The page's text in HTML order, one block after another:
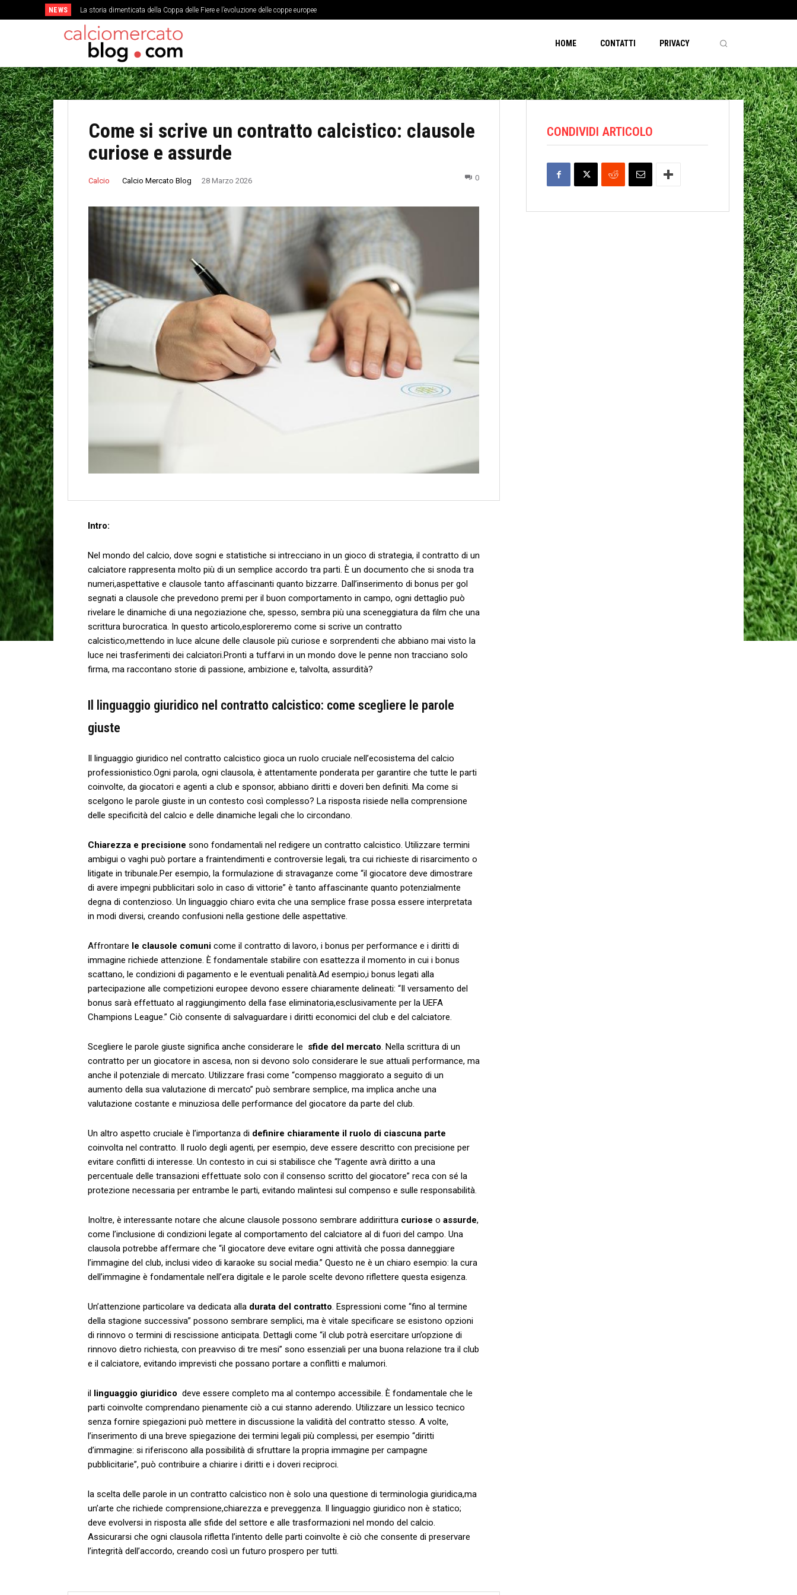
NEWS La storia dimenticata della Coppa delle Fiere e l’evoluzione delle coppe europee
L’analisi economica del costo di un singolo punto nei top campionati europei
HOME CONTATTI PRIVACY
Come si scrive un contratto calcistico: clausole
curiose e assurde
Calcio Calcio Mercato Blog 28 Marzo 2026 0
Intro:
Nel⁤ mondo​ del calcio, dove sogni e statistiche si intrecciano in ⁢un gioco‌ di strategia, il contratto di​ un
⁣calciatore rappresenta molto ‌più di un semplice accordo tra parti.​ È un documento che ⁤si snoda tra
numeri,aspettative e clausole ‌tanto affascinanti quanto bizzarre. Dall’inserimento‌ di bonus per ​gol
segnati a clausole‌ che prevedono premi​ per​ il buon comportamento⁢ in‌ campo, ‌ogni dettaglio può
rivelare​ le ⁤dinamiche di una negoziazione che, spesso,​ sembra più una sceneggiatura da film che una
‍scrittura⁢ burocratica. In questo ‌articolo,esploreremo come si ​scrive un contratto
calcistico,mettendo in luce alcune delle⁣ clausole più curiose e sorprendenti che‍ abbiano mai visto la
luce nei trasferimenti ‍dei calciatori.Pronti a tuffarvi in un⁢ mondo​ dove le penne ‍non ⁣tracciano solo
firma, ma ⁤raccontano storie di ⁢passione, ambizione e, talvolta, assurdità?
Il linguaggio giuridico nel ​contratto calcistico: come‍ scegliere le parole
‌giuste
Il linguaggio giuridico ⁤nel contratto⁤ calcistico gioca un ⁣ruolo cruciale nell’ecosistema del ‌calcio
professionistico.Ogni parola, ogni clausola, è attentamente ponderata ⁤per garantire che tutte le parti
coinvolte, da giocatori e agenti a club ​e sponsor, abbiano diritti e doveri ben⁤ definiti. ‍Ma come⁢ si
scelgono le parole giuste ‌in ​un ⁢contesto così⁣ complesso? La risposta​ risiede nella comprensione
delle specificità ‌del⁣ calcio e delle dinamiche legali⁣ che​ lo⁤ circondano.
Chiarezza⁤ e precisione sono fondamentali ⁤nel redigere un contratto⁣ calcistico.⁣ Utilizzare termini
ambigui o vaghi può portare a fraintendimenti e controversie legali, tra cui richieste di risarcimento o⁣
litigate in tribunale.Per‌ esempio, la formulazione di ⁢stravaganze come “il giocatore deve dimostrare
di avere impegni pubblicitari solo ‍in caso di vittorie”⁣ è tanto ⁢affascinante quanto potenzialmente
degna ⁣di contenzioso. Un linguaggio chiaro evita che una semplice ‌frase​ possa essere interpretata
in modi diversi, ⁤creando confusioni nella gestione delle aspettative.
Affrontare le clausole comuni come il contratto di lavoro, i bonus per⁤ performance ‍e i diritti di
immagine richiede ⁣attenzione. È fondamentale stabilire con esattezza il momento in cui‍ i bonus
scattano, le condizioni di pagamento e le eventuali penalità.Ad esempio,i bonus ⁣legati alla
partecipazione alle⁤ competizioni europee devono essere chiaramente​ delineati: “Il versamento del
bonus sarà effettuato al raggiungimento della fase eliminatoria,esclusivamente per la UEFA
Champions League.” Ciò consente di salvaguardare i diritti economici⁢ del club e del calciatore.
Scegliere‍ le ⁤parole giuste significa anche considerare le ‍ sfide ​del mercato. Nella scrittura di un
⁢contratto ⁤per un giocatore in​ ascesa, non⁣ si devono ⁢solo considerare le sue attuali performance, ma
anche il ​potenziale di ⁤mercato. Utilizzare‌ frasi come “compenso maggiorato a seguito‍ di⁢ un
aumento della sua valutazione di mercato” può sembrare semplice, ma⁤ implica⁣ anche ⁣una
‌valutazione costante e minuziosa ‌delle⁤ performance ⁣del giocatore da parte ⁢del club.
Un altro aspetto⁢ cruciale è ⁤l’importanza di definire chiaramente il ruolo di ⁤ciascuna‌ parte
coinvolta nel contratto. Il ‌ruolo⁤ degli agenti,⁢ per ‍esempio, deve essere descritto con precisione per
evitare conflitti di ⁤interesse. Un contesto in cui si⁣ stabilisce che “l’agente ⁢avrà diritto a una
percentuale delle transazioni⁤ effettuate solo ⁣con il consenso scritto ⁣del ⁤giocatore” reca con sé la
protezione necessaria per entrambe le parti, evitando malintesi sul​ compenso e⁤ sulle responsabilità.
Inoltre,‍ è interessante notare che alcune clausole possono sembrare addirittura⁤ curiose ⁣o assurde,
⁤come⁣ l’inclusione⁣ di condizioni legate al comportamento ‍del calciatore al di fuori del campo. Una⁢
clausola potrebbe affermare‌ che “il giocatore ⁤deve evitare ogni attività che possa danneggiare
l’immagine⁢ del ‍club, ‌inclusi ​video⁢ di ⁣karaoke su social media.” Questo⁢ ne è ‍un chiaro esempio: ⁣la cura
dell’immagine è⁤ fondamentale nell’era digitale ‌e le parole ⁤scelte devono ⁢riflettere‌ questa esigenza.
Un’attenzione particolare va dedicata alla durata del contratto. ‍Espressioni⁣ come “fino ⁢al termine
della stagione successiva” possono​ sembrare semplici, ma è vitale specificare se‌ esistono opzioni⁢
di rinnovo o termini ⁢di rescissione anticipata. Dettagli come “il ‍club potrà esercitare un’opzione di
rinnovo dietro richiesta, con‌ preavviso di tre ⁤mesi” sono essenziali‌ per una buona⁢ relazione tra il club
e ⁢il ⁤calciatore, evitando‍ imprevisti che possano portare‍ a conflitti e malumori.
il linguaggio giuridico ‍ deve essere⁤ completo ma al contempo accessibile. È fondamentale che le
parti coinvolte ⁣comprendano pienamente ciò a cui ⁤stanno aderendo. ⁢Utilizzare un lessico tecnico
senza fornire spiegazioni può mettere in discussione la‍ validità del​ contratto stesso. A volte,
l’inserimento di una breve spiegazione dei termini legali più complessi, ‌per ⁣esempio “diritti
⁣d’immagine: si riferiscono alla possibilità⁢ di ‍sfruttare la​ propria immagine ‍per campagne
pubblicitarie”, può contribuire⁢ a chiarire i diritti e⁣ i‌ doveri reciproci.
la scelta delle parole in un ‌contratto‌ calcistico non è ⁢solo‍ una questione di‌ terminologia giuridica,ma
un’arte che richiede ​comprensione,chiarezza e preveggenza. Il ‍linguaggio giuridico non⁢ è statico;
deve​ evolversi in risposta alle sfide ‌del⁤ settore e‌ alle trasformazioni ⁣nel mondo del​ calcio.
⁢Assicurarsi che⁣ ogni clausola rifletta l’intento delle parti‍ coinvolte è ciò che consente di preservare
l’integrità ​dell’accordo, ⁤creando così un futuro prospero per tutti.
CONDIVIDI ARTICOLO